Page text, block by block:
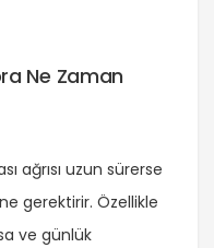
Ne Zaman
ağrısı uzun sürerse
gerektirir. Özellikle
ve günlük